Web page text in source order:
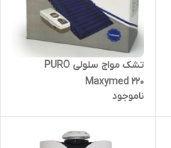
تشک مواج سلولی PURO
Maxymed 220
ناموجود